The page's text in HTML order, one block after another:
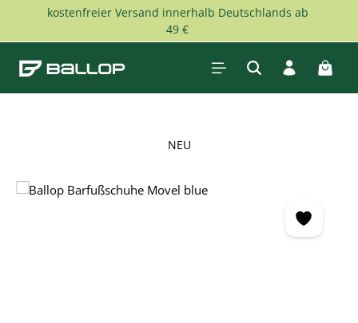
Zum Hauptinhalt springen
kostenfreier Versand innerhalb Deutschlands ab
49 €
NEU
Bildergalerie überspringen